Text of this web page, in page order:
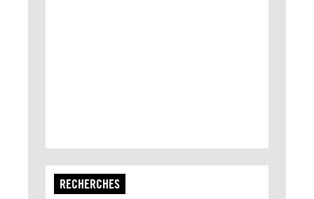
RECHERCHES